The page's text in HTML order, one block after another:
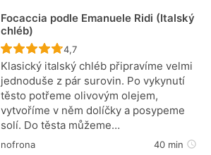
Focaccia podle Emanuele Ridi (Italský
chléb)
Recept ještě nebyl hodnocen
4,7
Klasický italský chléb připravíme velmi
jednoduše z pár surovin. Po vykynutí
těsto potřeme olivovým olejem,
vytvoříme v něm dolíčky a posypeme
solí. Do těsta můžeme…
nofrona 40 min